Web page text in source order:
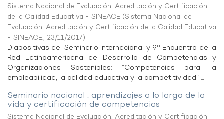
Sistema Nacional de Evaluación, Acreditación y Certificación
de la Calidad Educativa - SINEACE (Sistema Nacional de
Evaluación, Acreditación y Certificación de la Calidad Educativa
- SINEACE., 23/11/2017)
Diapositivas del Seminario Internacional y 9° Encuentro de la
Red Latinoamericana de Desarrollo de Competencias y
Organizaciones Sostenibles: “Competencias para la
empleabilidad, la calidad educativa y la competitividad” ...
Seminario nacional : aprendizajes a lo largo de la
vida y certificación de competencias